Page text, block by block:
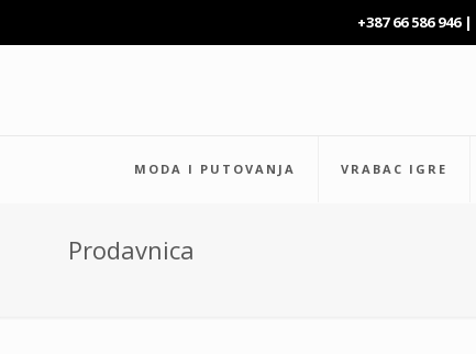
+387 66 586 946 |
MODA I PUTOVANJA VRABAC IGRE
Prodavnica